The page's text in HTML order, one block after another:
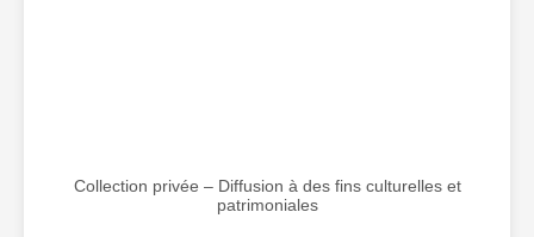
Collection privée – Diffusion à des fins culturelles et
patrimoniales